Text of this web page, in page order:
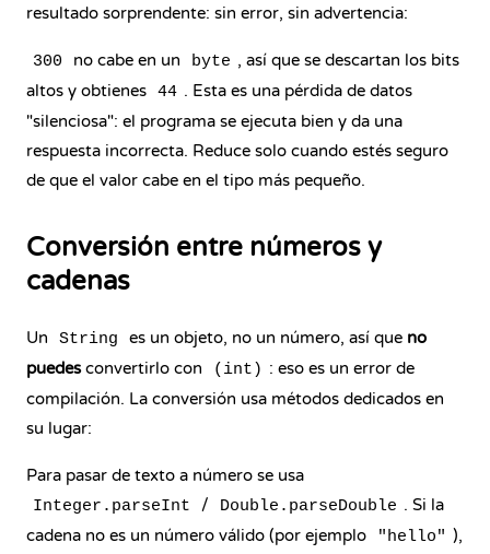
resultado sorprendente: sin error, sin advertencia:
300 no cabe en un byte , así que se descartan los bits
altos y obtienes 44 . Esta es una pérdida de datos
"silenciosa": el programa se ejecuta bien y da una
respuesta incorrecta. Reduce solo cuando estés seguro
de que el valor cabe en el tipo más pequeño.
Conversión entre números y
cadenas
Un String es un objeto, no un número, así que no
puedesconvertirlo con (int) : eso es un error de
compilación. La conversión usa métodos dedicados en
su lugar:
Para pasar de texto a número se usa
Integer.parseInt / Double.parseDouble . Si la
cadena no es un número válido (por ejemplo
"hello" ),